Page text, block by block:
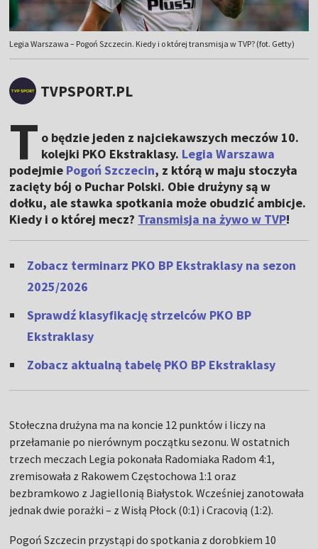
Legia Warszawa – Pogoń Szczecin. Kiedy i o której transmisja w TVP? (fot. Getty)
TVPSPORT.PL
T o będzie jeden z najciekawszych meczów 10.
kolejki PKO Ekstraklasy. Legia Warszawa
podejmie Pogoń Szczecin, z którą w maju stoczyła
zacięty bój o Puchar Polski. Obie drużyny są w
dołku, ale stawka spotkania może obudzić ambicje.
Kiedy i o której mecz? Transmisja na żywo w TVP!
Zobacz terminarz PKO BP Ekstraklasy na sezon
2025/2026
Sprawdź klasyfikację strzelców PKO BP
Ekstraklasy
Zobacz aktualną tabelę PKO BP Ekstraklasy
Stołeczna drużyna ma na koncie 12 punktów i liczy na
przełamanie po nierównym początku sezonu. W ostatnich
trzech meczach Legia pokonała Radomiaka Radom 4:1,
zremisowała z Rakowem Częstochowa 1:1 oraz
bezbramkowo z Jagiellonią Białystok. Wcześniej zanotowała
jednak dwie porażki – z Wisłą Płock (0:1) i Cracovią (1:2).
Pogoń Szczecin przystąpi do spotkania z dorobkiem 10